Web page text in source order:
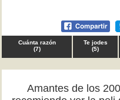
Cuánta razón
(7)
Te jodes
(5)
Amantes de los